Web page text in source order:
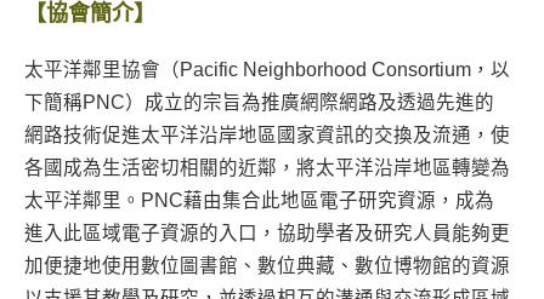
【協會簡介】
太平洋鄰里協會（Pacific Neighborhood Consortium，以
下簡稱PNC）成立的宗旨為推廣網際網路及透過先進的
網路技術促進太平洋沿岸地區國家資訊的交換及流通，使
各國成為生活密切相關的近鄰，將太平洋沿岸地區轉變為
太平洋鄰里。PNC藉由集合此地區電子研究資源，成為
進入此區域電子資源的入口，協助學者及研究人員能夠更
加便捷地使用數位圖書館、數位典藏、數位博物館的資源